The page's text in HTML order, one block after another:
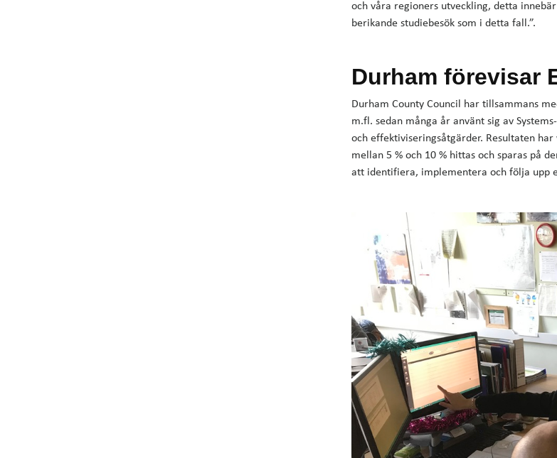
och våra regioners utveckling, detta
berikande studiebesök som i detta fall.”.
Durham förevisar
Durham County Council har tillsammans
m.fl. sedan många år använt sig av
och effektiviseringsåtgärder. Resultaten
mellan 5 % och 10 % hittas och sparas på
att identifiera, implementera och följa upp